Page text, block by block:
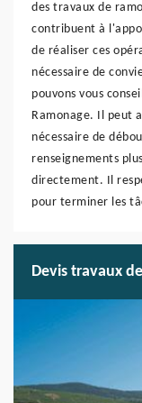
des travaux de
contribuent à
de réaliser ces
nécessaire de
pouvons vous
Ramonage. Il peut
nécessaire de
renseignements
directement. Il
pour terminer les
Devis travaux